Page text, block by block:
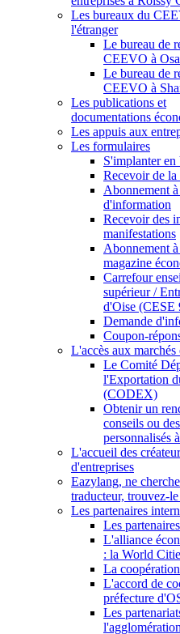
Les bureaux du
l'étranger
Le bureau de
CEEVO à
Le bureau de
CEEVO à
Les publications et
documentations
Les appuis aux
Les formulaires
S'implanter
Recevoir de
Abonnement
d'information
Recevoir des
manifestations
Abonnement
magazine
Carrefour
supérieur /
d'Oise (CESE
Demande
Coupon-
L'accès aux marchés
Le Comité
l'Exportation
(CODEX)
Obtenir un
conseils ou
personnalisés
L'accueil des
d'entreprises
Eazylang, ne
traducteur, trouvez-
Les partenaires
Les
L'alliance
: la World
La
L'accord de
préfecture
Les